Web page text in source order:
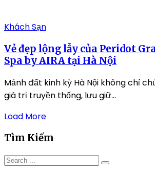
Khách Sạn
Vẻ đẹp lộng lẫy của Peridot
Spa by AIRA tại Hà Nội
Mảnh đất kinh kỳ Hà Nội không chỉ
giá trị truyền thống, lưu giữ...
Load More
Tìm Kiếm